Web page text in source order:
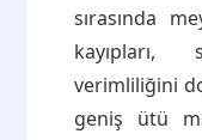
sırasında
verimliliğini
geniş ütü